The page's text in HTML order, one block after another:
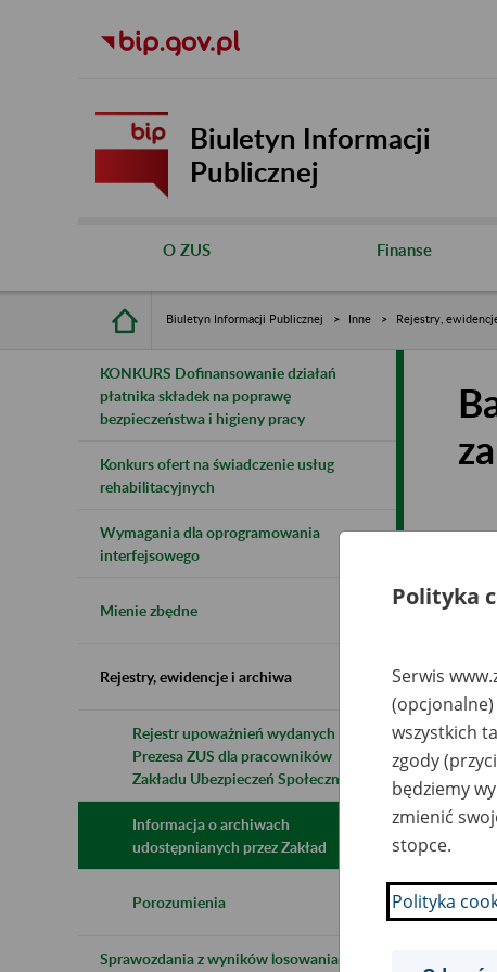
Biuletyn Informacji
Publicznej
O ZUS Finanse
Biuletyn Informacji Publicznej Inne Rejestry,
KONKURS Dofinansowanie działań
płatnika składek na poprawę
bezpieczeństwa i higieny pracy
Konkurs ofert na świadczenie usług
rehabilitacyjnych
Wymagania dla oprogramowania
interfejsowego
Mienie zbędne
Rejestry, ewidencje i archiwa
Rejestr upoważnień wydanych przez
Prezesa ZUS dla pracowników
Zakładu Ubezpieczeń Społecznych
Informacja o archiwach
udostępnianych przez Zakład
Porozumienia
Sprawozdania z wyników losowania do
Polityka
Serwis
(opcjonalne)
wszystkich
zgody
będziemy
zmienić
stopce.
Polityka